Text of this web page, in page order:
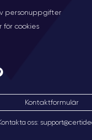
personuppgifter
för cookies
Kontaktformulär
oss: